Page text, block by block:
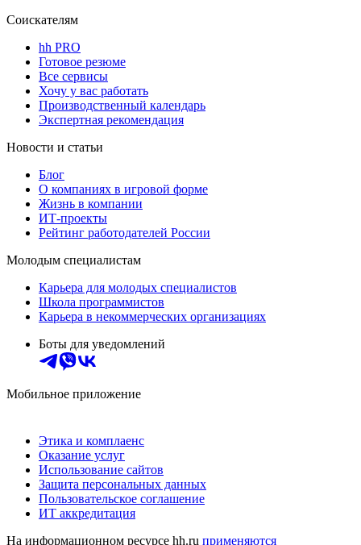
Соискателям
hh PRO
Готовое резюме
Все сервисы
Хочу у вас работать
Производственный календарь
Экспертная рекомендация
Новости и статьи
Блог
О компаниях в игровой форме
Жизнь в компании
ИТ-проекты
Рейтинг работодателей России
Молодым специалистам
Карьера для молодых специалистов
Школа программистов
Карьера в некоммерческих организациях
Боты для уведомлений
Мобильное приложение
Этика и комплаенс
Оказание услуг
Использование сайтов
Защита персональных данных
Пользовательское соглашение
ИТ аккредитация
На информационном ресурсе hh.ru применяются